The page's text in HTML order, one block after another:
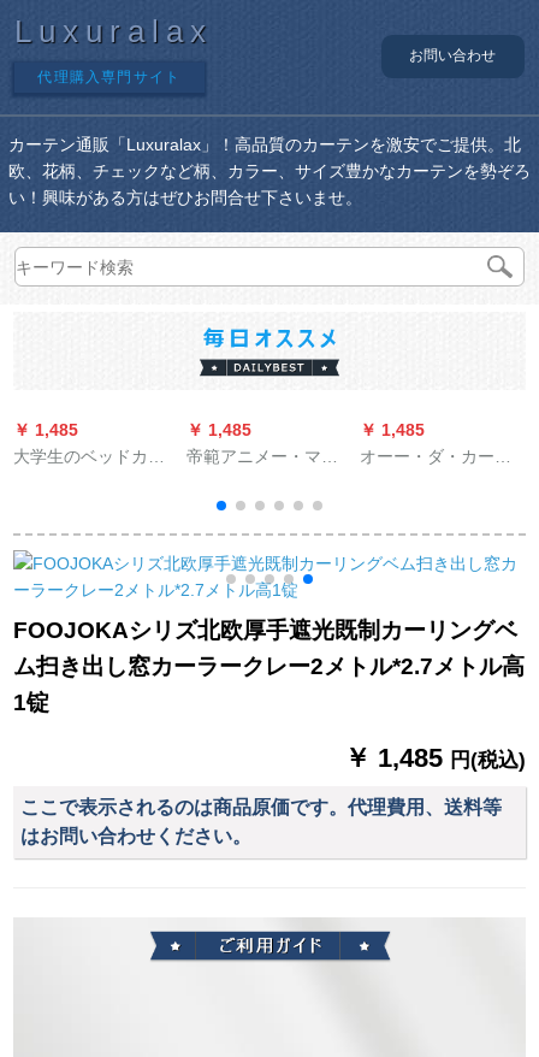
Luxuralax
代理購入専門サイト
お問い合わせ
カーテン通販「Luxuralax」！高品質のカーテンを激安でご提供。北
欧、花柄、チェックなど柄、カラー、サイズ豊かなカーテンを勢ぞろ
い！興味がある方はぜひお問合せ下さいませ。
￥ 1,485
大学生のベッドカー
ーテを敷いてからベ
ッドの范囲をしま
す。テン寝室の布団
は男女兼用の姫系青
い鉄道です。ベドカ
ーターテ面1.2メトル
の高さです。
￥ 1,485
帝範アニメー・マン
全遮光カーン男の子
寝室出窓ブリーフー
キングの星柄遮光パ
ラジソル青の星布テ
ーン【打孔款】幅4.5*
高度传言
￥ 1,485
オーー・ダ・カー
カーターテーン寝室
リングビンビン书斎
テーンンンンテーン
ンンンテーリングリ
ングリングリングリ
デフォルト纱、一メ
トールダーダーダー
ダーダーダーダーデ
FOOJOKAシリズ北欧厚手遮光既制カーリングベ
ム扫き出し窓カーラークレー2メトル*2.7メトル高
1锭
￥ 1,485 円(税込)
ここで表示されるのは商品原価です。代理費用、送料等
はお問い合わせください。